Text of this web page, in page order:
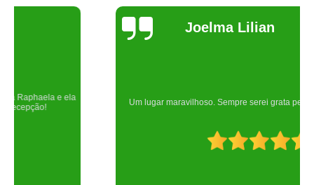
Joelma Lilian
Um lugar maravilhoso. Sempre serei grata pelo que fizeram por nós!